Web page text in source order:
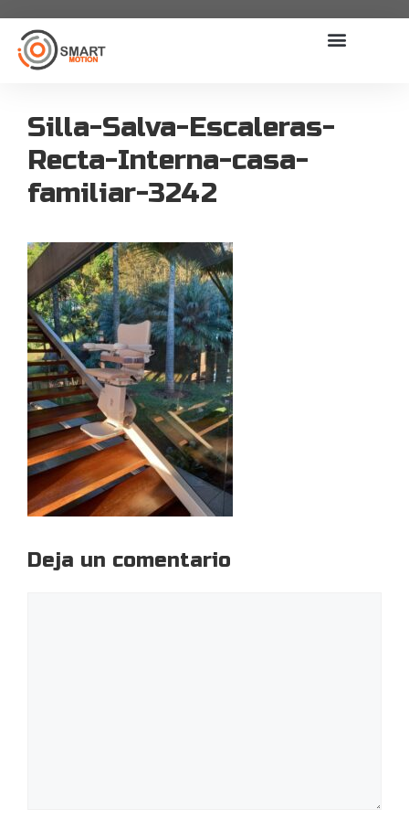
Silla-Salva-Escaleras-
Recta-Interna-casa-
familiar-3242
Deja un comentario